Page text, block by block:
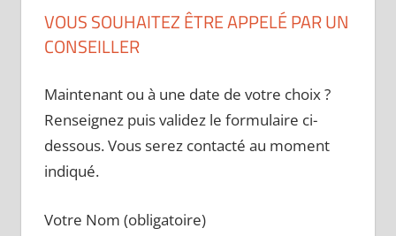
VOUS SOUHAITEZ ÊTRE APPELÉ PAR UN
CONSEILLER
Maintenant ou à une date de votre choix ?
Renseignez puis validez le formulaire ci-
dessous. Vous serez contacté au moment
indiqué.
Votre Nom (obligatoire)